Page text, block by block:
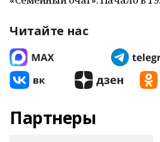
Читайте нас
Партнеры